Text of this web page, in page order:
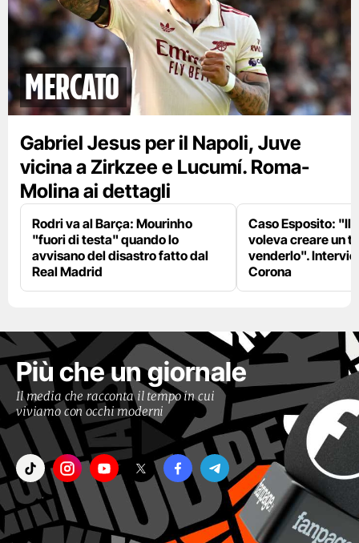
mercato
Gabriel Jesus per il Napoli, Juve
vicina a Zirkzee e Lucumí. Roma-
Molina ai dettagli
Rodri va al Barça: Mourinho
"fuori di testa" quando lo
avvisano del disastro fatto dal
Real Madrid
Caso Esposito: "Il
voleva creare un
venderlo".
Corona
Più che un giornale
Il media che racconta il tempo in cui
viviamo con occhi moderni